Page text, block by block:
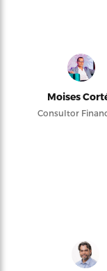
Moises
Consultor